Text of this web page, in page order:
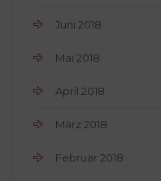
Juni 2018
Mai 2018
April 2018
März 2018
Februar 2018